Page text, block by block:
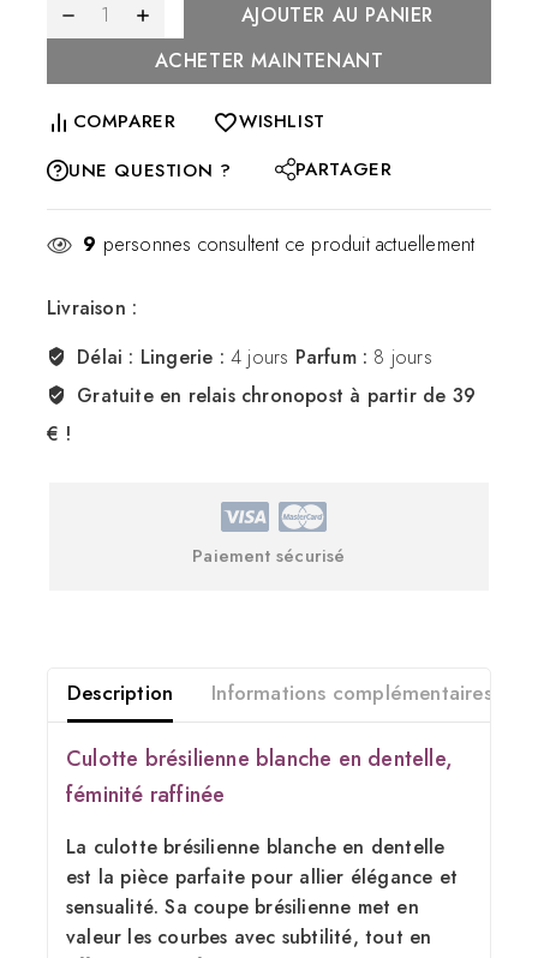
AJOUTER AU PANIER
ACHETER MAINTENANT
COMPARER
WISHLIST
UNE QUESTION ?
PARTAGER
9 personnes consultent ce produit actuellement
Livraison :
Délai : Lingerie :4 jours Parfum : 8 jours
Gratuite en relais chronopost à partir de 39
€ !
Paiement sécurisé
Description Informations complémentaires
Culotte brésilienne blanche en dentelle,
féminité raffinée
La culotte brésilienne blanche en dentelle
est la pièce parfaite pour allier élégance et
sensualité. Sa coupe brésilienne met en
valeur les courbes avec subtilité, tout en